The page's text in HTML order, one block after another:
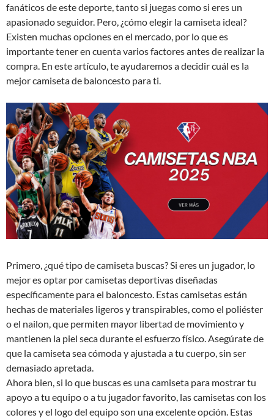
fanáticos de este deporte, tanto si juegas como si eres un
apasionado seguidor. Pero, ¿cómo elegir la camiseta ideal?
Existen muchas opciones en el mercado, por lo que es
importante tener en cuenta varios factores antes de realizar la
compra. En este artículo, te ayudaremos a decidir cuál es la
mejor camiseta de baloncesto para ti.
Primero, ¿qué tipo de camiseta buscas? Si eres un jugador, lo
mejor es optar por camisetas deportivas diseñadas
específicamente para el baloncesto. Estas camisetas están
hechas de materiales ligeros y transpirables, como el poliéster
o el nailon, que permiten mayor libertad de movimiento y
mantienen la piel seca durante el esfuerzo físico. Asegúrate de
que la camiseta sea cómoda y ajustada a tu cuerpo, sin ser
demasiado apretada.
Ahora bien, si lo que buscas es una camiseta para mostrar tu
apoyo a tu equipo o a tu jugador favorito, las camisetas con los
colores y el logo del equipo son una excelente opción. Estas